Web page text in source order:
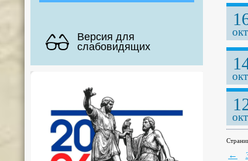
Версия для
слабовидящих
←